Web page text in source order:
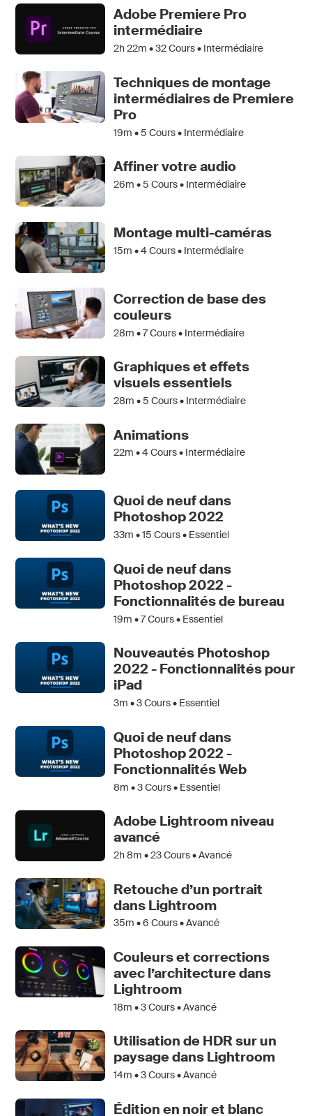
Adobe Premiere Pro
intermédiaire
2h 22m •32Cours • Intermédiaire
Techniques de montage
intermédiaires de Premiere
Pro
19m •5 Cours • Intermédiaire
Affiner votre audio
26m •5 Cours • Intermédiaire
Montage multi-caméras
15m •4Cours • Intermédiaire
Correction de base des
couleurs
28m •7Cours • Intermédiaire
Graphiques et effets
visuels essentiels
28m •5 Cours • Intermédiaire
Animations
22m •4Cours • Intermédiaire
Quoi de neuf dans
Photoshop 2022
33m •15 Cours • Essentiel
Quoi de neuf dans
Photoshop 2022 -
Fonctionnalités de bureau
19m •7Cours • Essentiel
Nouveautés Photoshop
2022 - Fonctionnalités pour
iPad
3m •3Cours • Essentiel
Quoi de neuf dans
Photoshop 2022 -
Fonctionnalités Web
8m •3Cours • Essentiel
Adobe Lightroom niveau
avancé
2h 8m •23Cours • Avancé
Retouche d’un portrait
dans Lightroom
35m •6 Cours • Avancé
Couleurs et corrections
avec l’architecture dans
Lightroom
18m •3Cours • Avancé
Utilisation de HDR sur un
paysage dans Lightroom
14m •3Cours • Avancé
Édition en noir et blanc